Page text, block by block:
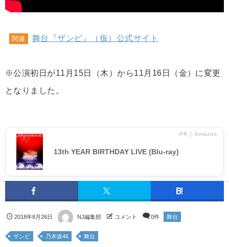
関連 舞台『ザンビ』（仮）公式サイト
※公演初日が11月15日（木）から11月16日（金）に変更
となりました。
PR │ Amazon
13th YEAR BIRTHDAY LIVE (Blu-ray)
2018年8月26日 NJ編集部 コメント 0件 舞台
ザンビ 乃木坂46 舞台